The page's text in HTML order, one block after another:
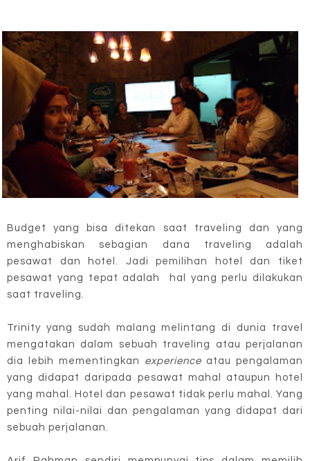
Budget yang bisa ditekan saat traveling dan yang
menghabiskan sebagian dana traveling adalah
pesawat dan hotel. Jadi pemilihan hotel dan tiket
pesawat yang tepat adalah hal yang perlu dilakukan
saat traveling.
Trinity yang sudah malang melintang di dunia travel
mengatakan dalam sebuah traveling atau perjalanan
dia lebih mementingkan experience atau pengalaman
yang didapat daripada pesawat mahal ataupun hotel
yang mahal. Hotel dan pesawat tidak perlu mahal. Yang
penting nilai-nilai dan pengalaman yang didapat dari
sebuah perjalanan.